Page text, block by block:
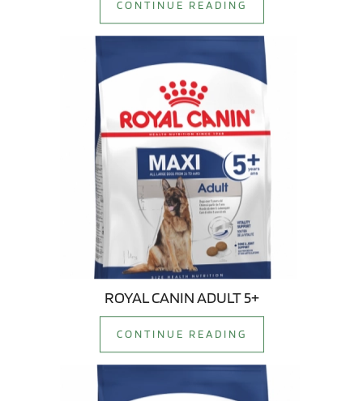
CONTINUE READING
ROYAL CANIN ADULT 5+
CONTINUE READING